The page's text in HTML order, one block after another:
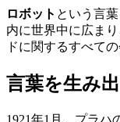
ロボット という言
内に世界中に広ま
ドに関するすべて
言葉を生み
1921年1月、プラ